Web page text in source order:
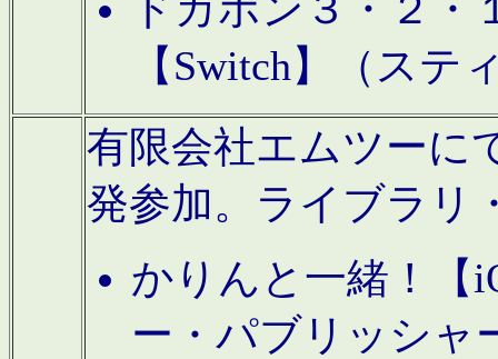
【Switch】（ステ
有限会社エムツーに
発参加。ライブラリ
かりんと一緒！【
ー・パブリッシャ